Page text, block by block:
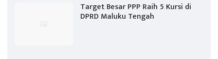
Target Besar PPP Raih 5 Kursi di
DPRD Maluku Tengah